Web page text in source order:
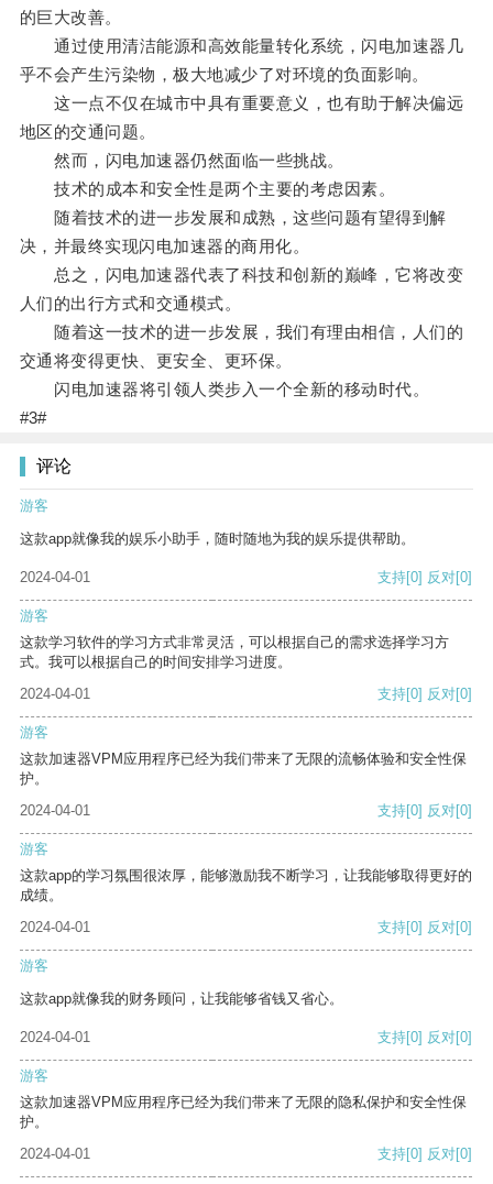
的巨大改善。
通过使用清洁能源和高效能量转化系统，闪电加速器几
乎不会产生污染物，极大地减少了对环境的负面影响。
这一点不仅在城市中具有重要意义，也有助于解决偏远
地区的交通问题。
然而，闪电加速器仍然面临一些挑战。
技术的成本和安全性是两个主要的考虑因素。
随着技术的进一步发展和成熟，这些问题有望得到解
决，并最终实现闪电加速器的商用化。
总之，闪电加速器代表了科技和创新的巅峰，它将改变
人们的出行方式和交通模式。
随着这一技术的进一步发展，我们有理由相信，人们的
交通将变得更快、更安全、更环保。
闪电加速器将引领人类步入一个全新的移动时代。
#3#
评论
游客
这款app就像我的娱乐小助手，随时随地为我的娱乐提供帮助。
2024-04-01 支持[0] 反对[0]
游客
这款学习软件的学习方式非常灵活，可以根据自己的需求选择学习方
式。我可以根据自己的时间安排学习进度。
2024-04-01
支持[0] 反对[0]
游客
这款加速器VPM应用程序已经为我们带来了无限的流畅体验和安全性保
护。
2024-04-01
支持[0] 反对[0]
游客
这款app的学习氛围很浓厚，能够激励我不断学习，让我能够取得更好的
成绩。
2024-04-01
支持[0] 反对[0]
游客
这款app就像我的财务顾问，让我能够省钱又省心。
2024-04-01 支持[0] 反对[0]
游客
这款加速器VPM应用程序已经为我们带来了无限的隐私保护和安全性保
护。
2024-04-01
支持[0] 反对[0]